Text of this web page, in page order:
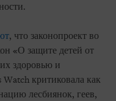
, что законопроект во
«О защите детей от
здоровью и
критиковала как
лесбиянок, геев,